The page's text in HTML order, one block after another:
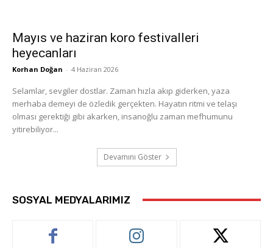
Mayıs ve haziran koro festivalleri
heyecanları
Korhan Doğan - 4 Haziran 2026
Selamlar, sevgiler dostlar. Zaman hızla akıp giderken, yaza
merhaba demeyi de özledik gerçekten. Hayatın ritmi ve telaşı
olması gerektiği gibi akarken, insanoğlu zaman mefhumunu
yitirebiliyor...
Devamını Göster
SOSYAL MEDYALARIMIZ